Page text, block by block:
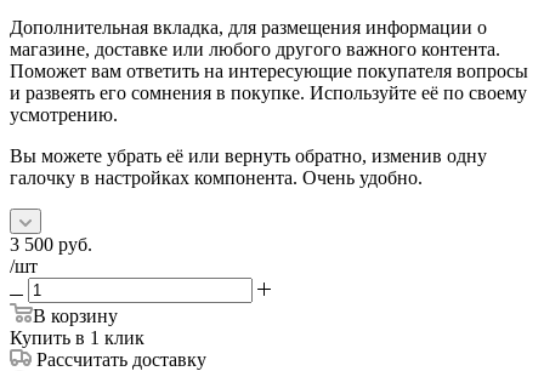
Дополнительная вкладка, для размещения информации о
магазине, доставке или любого другого важного контента.
Поможет вам ответить на интересующие покупателя вопросы
и развеять его сомнения в покупке. Используйте её по своему
усмотрению.
Вы можете убрать её или вернуть обратно, изменив одну
галочку в настройках компонента. Очень удобно.
3 500 руб.
/шт
В корзину
Купить в 1 клик
Рассчитать доставку